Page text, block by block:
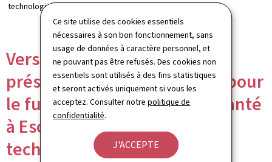
Ce site utilise des cookies essentiels
nécessaires à son bon fonctionnement, sans
usage de données à caractère personnel, et
ne pouvant pas être refusés. Des cookies non
essentiels sont utilisés à des fins statistiques
et seront activés uniquement si vous les
acceptez. Consulter notrepolitique de
confidentialité.
J'ACCEPTE
technologies de la santé
Vers un campus régénératif:
présentation du Masterplan pour
le futur 'campus HE:AL' implanté
à Esch-Sommet et dédié aux
technologies de la santé